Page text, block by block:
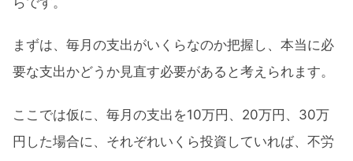
まずは、毎月の支出がいくらなのか把握し、本当に必
要な支出かどうか見直す必要があると考えられます。
ここでは仮に、毎月の支出を10万円、20万円、30万
円した場合に、それぞれいくら投資していれば、不労